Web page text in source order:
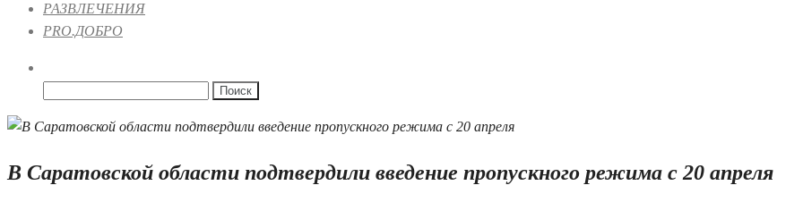
РАЗВЛЕЧЕНИЯ
PRO.ДОБРО
В Саратовской области подтвердили введение пропускного режима с 20 апреля